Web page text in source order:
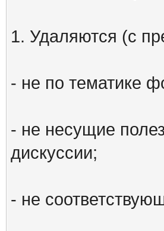
1. Удаляются (с
- не по тематике
- не несущие
дискуссии;
- не